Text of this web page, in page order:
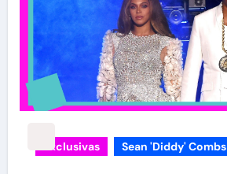
Exclusivas Sean 'Diddy' Combs